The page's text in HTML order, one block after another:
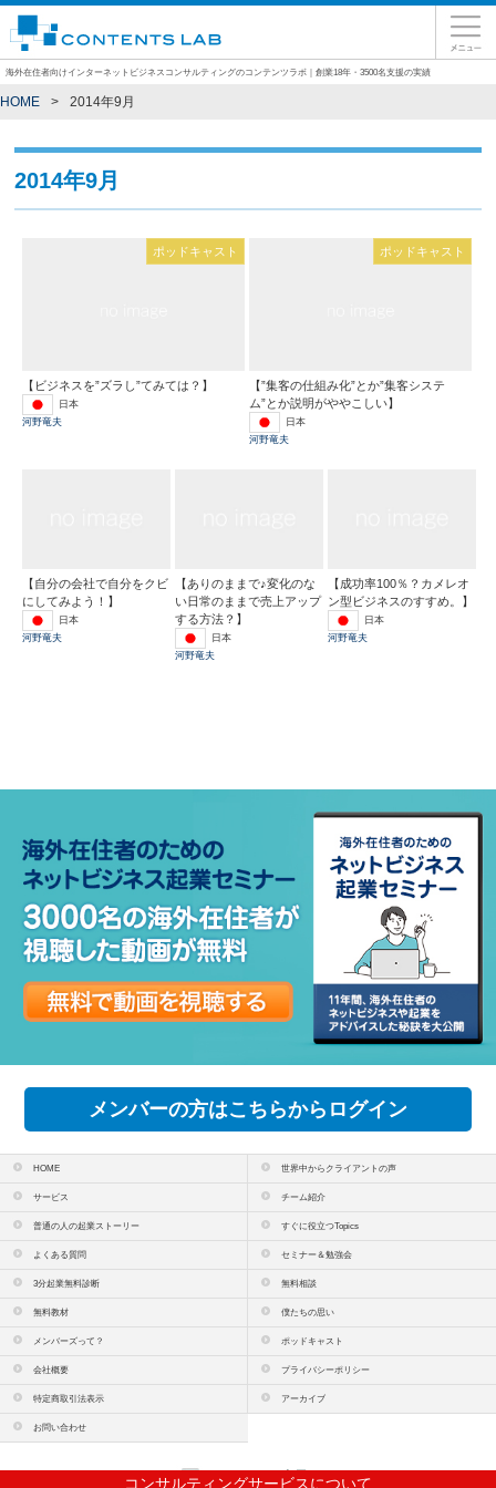
コンサルティングサービスについて
海外在住者向けインターネットビジネスコンサルティングのコンテンツラボ｜創業18年・3500名支援の実績
HOME 2014年9月
2014年9月
ポッドキャスト
【ビジネスを”ズラし”てみては？】
日本
河野竜夫
ポッドキャスト
【”集客の仕組み化”とか”集客システ
ム”とか説明がややこしい】
日本
河野竜夫
【自分の会社で自分をクビ
にしてみよう！】
日本
河野竜夫
【ありのままで♪変化のな
い日常のままで売上アップ
する方法？】
日本
河野竜夫
【成功率100％？カメレオ
ン型ビジネスのすすめ。】
日本
河野竜夫
メンバーの方はこちらからログイン
HOME 世界中からクライアントの声
サービス チーム紹介
普通の人の起業ストーリー すぐに役立つTopics
よくある質問 セミナー＆勉強会
3分起業無料診断 無料相談
無料教材 僕たちの思い
メンバーズって？ ポッドキャスト
会社概要 プライバシーポリシー
特定商取引法表示 アーカイブ
お問い合わせ
PCサイトを表示